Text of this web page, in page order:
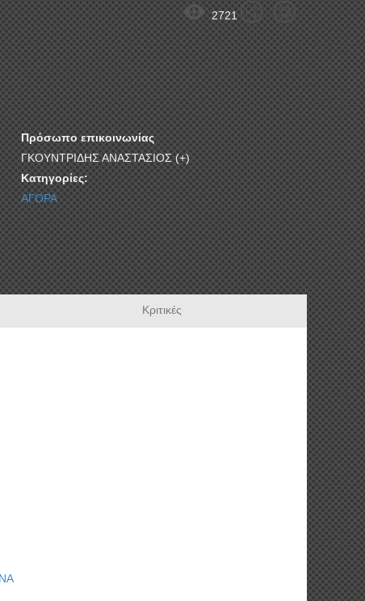
2721
Πρόσωπο επικοινωνίας
ΓΚΟΥΝΤΡΙΔΗΣ ΑΝΑΣΤΑΣΙΟΣ (+)
Κατηγορίες:
ΑΓΟΡΑ
Κριτικές